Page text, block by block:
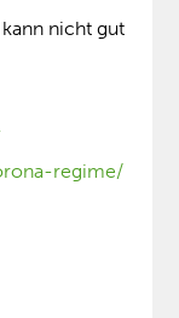
nicht gut
regime/